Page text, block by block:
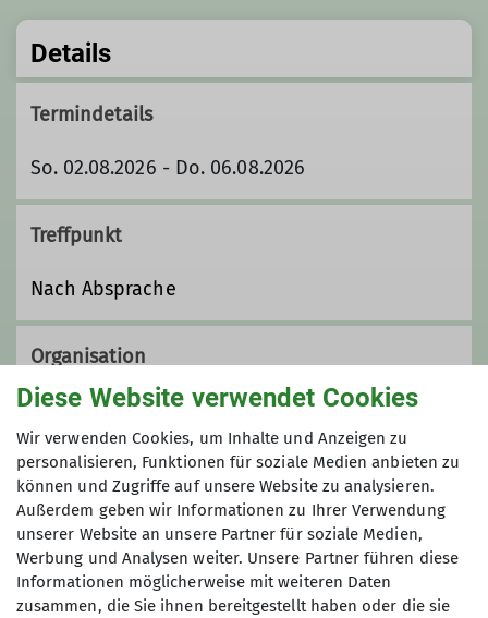
Details
Termindetails
So. 02.08.2026 - Do. 06.08.2026
Treffpunkt
Nach Absprache
Organisation
Marcel Kießling
m.kiessling@alpenverein-
eggenfelden.de
Maximale Teilnehmeranzahl
Diese Website verwendet Cookies
Wir verwenden Cookies, um Inhalte und Anzeigen zu
personalisieren, Funktionen für soziale Medien anbieten zu
können und Zugriffe auf unsere Website zu analysieren.
Außerdem geben wir Informationen zu Ihrer Verwendung
unserer Website an unsere Partner für soziale Medien,
Werbung und Analysen weiter. Unsere Partner führen diese
Informationen möglicherweise mit weiteren Daten
zusammen, die Sie ihnen bereitgestellt haben oder die sie